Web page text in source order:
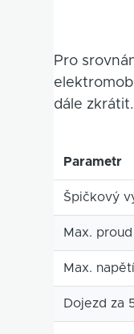
Pro
dále zkrátit.
Parametr
Špičkový
Max. proud
Max. napětí
Dojezd za